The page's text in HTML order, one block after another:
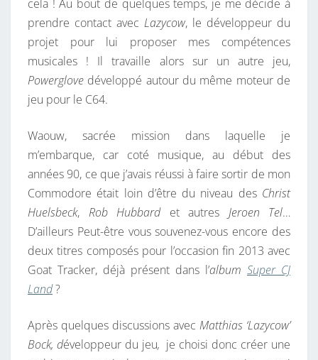
cela ! Au bout de quelques temps, je me décide à
prendre contact avec Lazycow, le développeur du
projet pour lui proposer mes compétences
musicales ! Il travaille alors sur un autre jeu,
Powerglove développé autour du même moteur de
jeu pour le C64.
Waouw, sacrée mission dans laquelle je
m’embarque, car coté musique, au début des
années 90, ce que j’avais réussi à faire sortir de mon
Commodore était loin d’être du niveau des Christ
Huelsbeck, Rob Hubbardet autres Jeroen Tel…
D’ailleurs Peut-être vous souvenez-vous encore des
deux titres composés pour l’occasion fin 2013 avec
Goat Tracker, déjà présent dans l’album Super CJ
Land?
Après quelques discussions avec Matthias ‘Lazycow’
Bock, développeur du jeu, je choisi donc créer une